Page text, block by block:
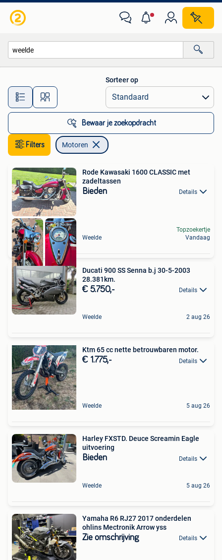
Alle afstanden…
Sorteer op
Bewaar je zoekopdracht
Filters Motoren
Rode Kawasaki 1600 CLASSIC met
zadeltassen
Bieden Details
Weelde
Topzoekertje
Vandaag
Ducati 900 SS Senna b.j 30-5-2003
28.381km.
€ 5.750,- Details
Weelde 2 aug 26
Ktm 65 cc nette betrouwbaren motor.
€ 1.775,- Details
Weelde 5 aug 26
Harley FXSTD. Deuce Screamin Eagle
uitvoering
Bieden Details
Weelde 5 aug 26
Yamaha R6 RJ27 2017 onderdelen
ohlins Mectronik Arrow yss
Zie omschrijving Details